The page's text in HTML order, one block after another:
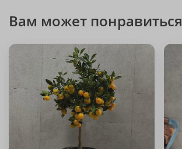
Вам может понравиться